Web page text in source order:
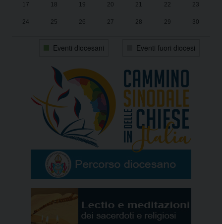
17 18 19 20 21 22 23
24 25 26 27 28 29 30
Eventi diocesani Eventi fuori diocesi